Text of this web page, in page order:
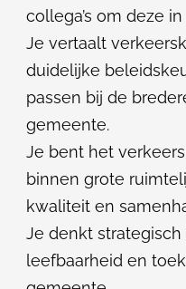
collega’s om deze
Je vertaalt
duidelijke
passen bij de
gemeente.
Je bent het
binnen grote
kwaliteit en
Je denkt
leefbaarheid en